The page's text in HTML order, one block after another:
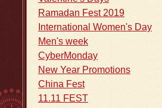
Ramadan Fest 2019
International Women's Day
Men's week
CyberMonday
New Year Promotions
China Fest
11.11 FEST